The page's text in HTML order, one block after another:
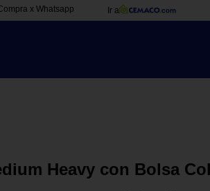
x Whatsapp Ir a
Heavy con Bolsa